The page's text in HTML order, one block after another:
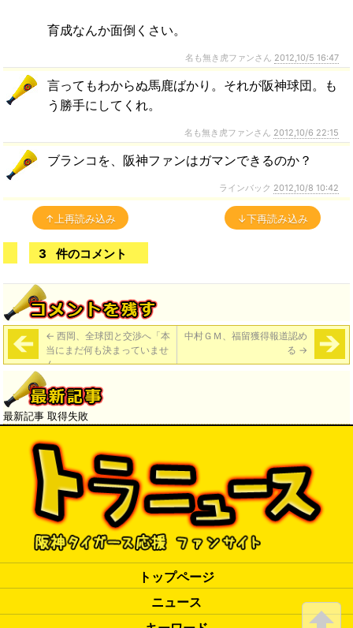
育成なんか面倒くさい。
名も無き虎ファンさん 2012,10/5 16:47
言ってもわからぬ馬鹿ばかり。それが阪神球団。も
う勝手にしてくれ。
名も無き虎ファンさん 2012,10/6 22:15
ブランコを、阪神ファンはガマンできるのか？
ラインバック 2012,10/8 10:42
↑上再読み込み ↓下再読み込み
3 件のコメント
← 西岡、全球団と交渉へ「本
当にまだ何も決まっていませ
ん」
中村ＧＭ、福留獲得報道認め
る →
最新記事 取得失敗
トップページ
ニュース